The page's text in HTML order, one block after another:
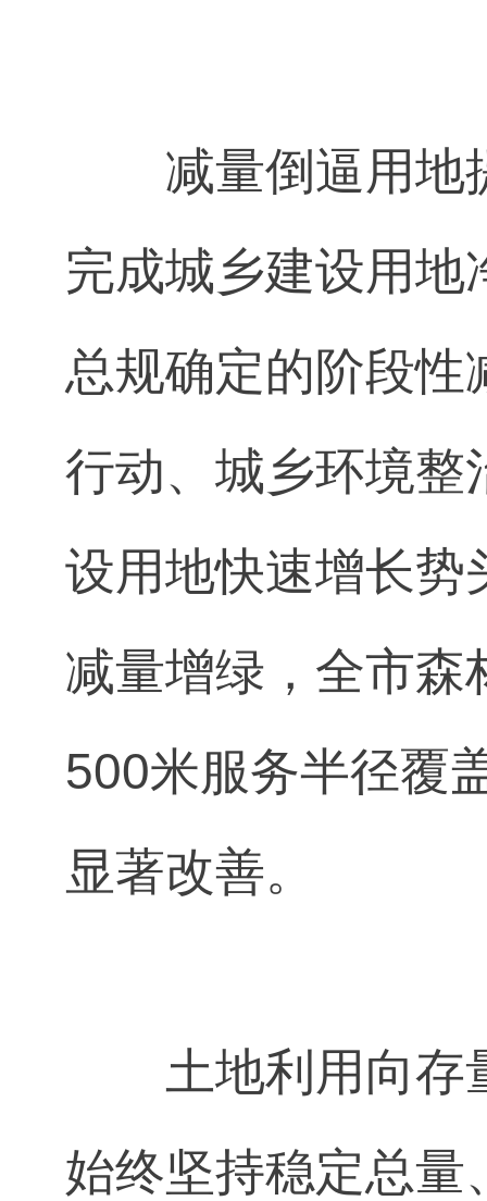
减量倒逼用地
完成城乡建设用
总规确定的阶段性
行动、城乡环境整
设用地快速增长势
减量增绿，全市森
500米服务半径覆
显著改善。
土地利用向存
始终坚持稳定总量